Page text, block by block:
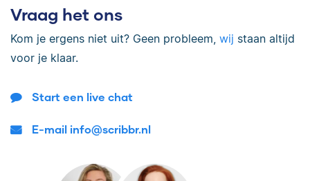
Vraag het ons
Kom je ergens niet uit? Geen probleem, wij staan altijd
voor je klaar.
Start een live chat
E-mail info@scribbr.nl